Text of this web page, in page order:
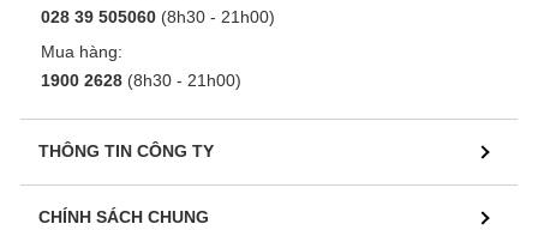
028 39 505060 (8h30 - 21h00)
Mua hàng:
1900 2628 (8h30 - 21h00)
THÔNG TIN CÔNG TY
CHÍNH SÁCH CHUNG